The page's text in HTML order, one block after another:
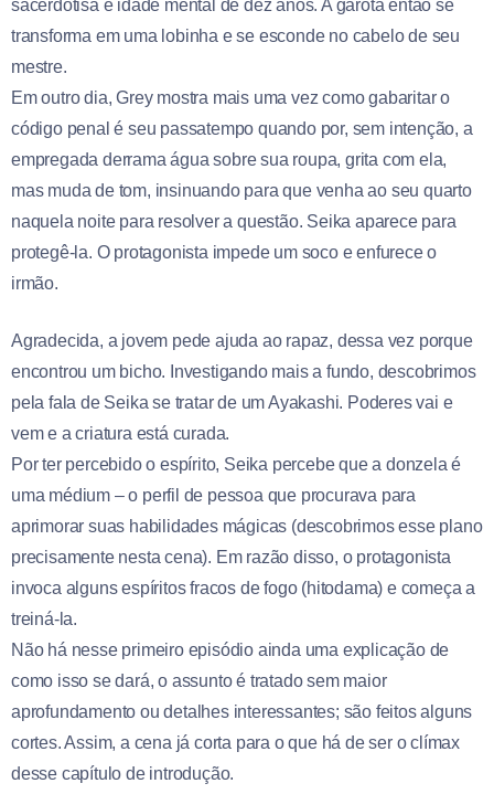
sacerdotisa e idade mental de dez anos. A garota então se
transforma em uma lobinha e se esconde no cabelo de seu
mestre.
Em outro dia, Grey mostra mais uma vez como gabaritar o
código penal é seu passatempo quando por, sem intenção, a
empregada derrama água sobre sua roupa, grita com ela,
mas muda de tom, insinuando para que venha ao seu quarto
naquela noite para resolver a questão. Seika aparece para
protegê-la. O protagonista impede um soco e enfurece o
irmão.
Agradecida, a jovem pede ajuda ao rapaz, dessa vez porque
encontrou um bicho. Investigando mais a fundo, descobrimos
pela fala de Seika se tratar de um Ayakashi. Poderes vai e
vem e a criatura está curada.
Por ter percebido o espírito, Seika percebe que a donzela é
uma médium – o perfil de pessoa que procurava para
aprimorar suas habilidades mágicas (descobrimos esse plano
precisamente nesta cena). Em razão disso, o protagonista
invoca alguns espíritos fracos de fogo (hitodama) e começa a
treiná-la.
Não há nesse primeiro episódio ainda uma explicação de
como isso se dará, o assunto é tratado sem maior
aprofundamento ou detalhes interessantes; são feitos alguns
cortes. Assim, a cena já corta para o que há de ser o clímax
desse capítulo de introdução.